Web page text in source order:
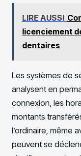
LIRE AUSSI
licenciement
dentaires
Les systèmes de
analysent en
connexion, les
montants
l’ordinaire, même
peuvent se